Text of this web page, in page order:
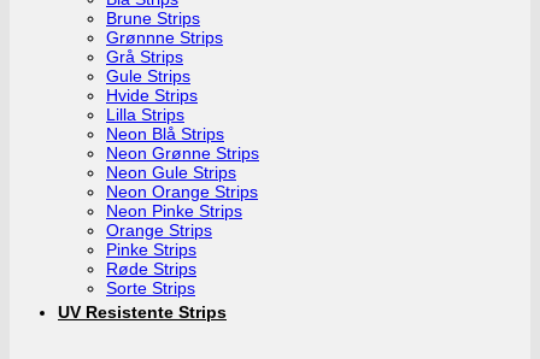
Brune Strips
Grønnne Strips
Grå Strips
Gule Strips
Hvide Strips
Lilla Strips
Neon Blå Strips
Neon Grønne Strips
Neon Gule Strips
Neon Orange Strips
Neon Pinke Strips
Orange Strips
Pinke Strips
Røde Strips
Sorte Strips
UV Resistente Strips